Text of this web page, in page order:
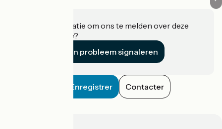
Heeft u informatie om ons te melden over deze
accommodatie?
Een probleem signaleren
Enregistrer Contacter